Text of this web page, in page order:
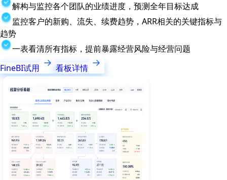
解构与监控各个团队的业绩进度，预测全年目标达成
监控客户的新购、流失、续费趋势，ARR相关的关键指标与
趋势
一表看清所有指标，提前暴露经营风险与经营问题
FineBI试用
看板详情